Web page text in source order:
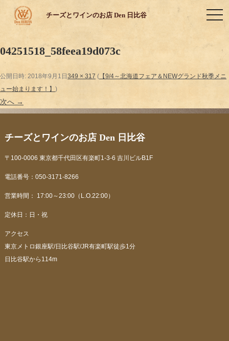
チーズとワインのお店 Den 日比谷
04251518_58feea19d073c
公開日時: 2018年9月1日 349 × 317 ( 【9/4～北海道フェア＆NEWグランド秋季メニ
ュー始まります！】 )
次へ →
チーズとワインのお店 Den 日比谷
〒100-0006 東京都千代田区有楽町1-3-6 吉川ビルB1F
電話番号：050-3171-8266
営業時間： 17:00～23:00（L.O.22:00）
定休日：日・祝
アクセス
東京メトロ銀座駅/日比谷駅/JR有楽町駅徒歩1分
日比谷駅から114m